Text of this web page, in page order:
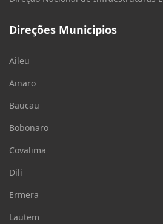
Direções Municipios
Aileu
Ainaro
Baucau
Bobonaro
Covalima
Dili
Ermera
Lautem